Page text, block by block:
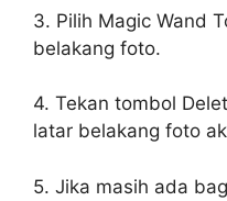
3. Pilih Magic Wand
belakang foto.
4. Tekan tombol
latar belakang foto
5. Jika masih ada